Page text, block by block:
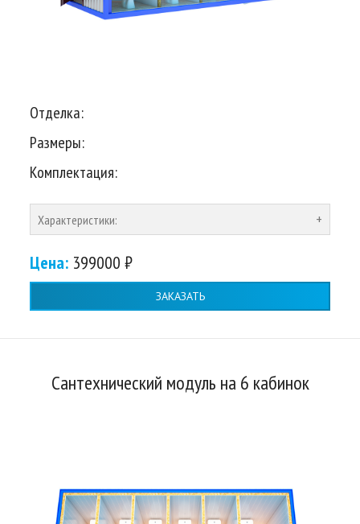
Отделка:
Размеры:
Комплектация:
Характеристики:
Цена: 399000 ₽
ЗАКАЗАТЬ
Сантехнический модуль на 6 кабинок